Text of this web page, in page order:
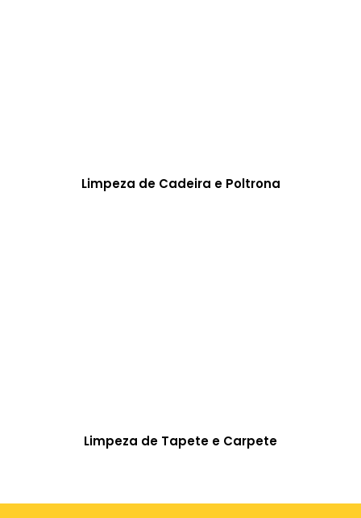
Limpeza de Cadeira e Poltrona
Limpeza de Tapete e Carpete